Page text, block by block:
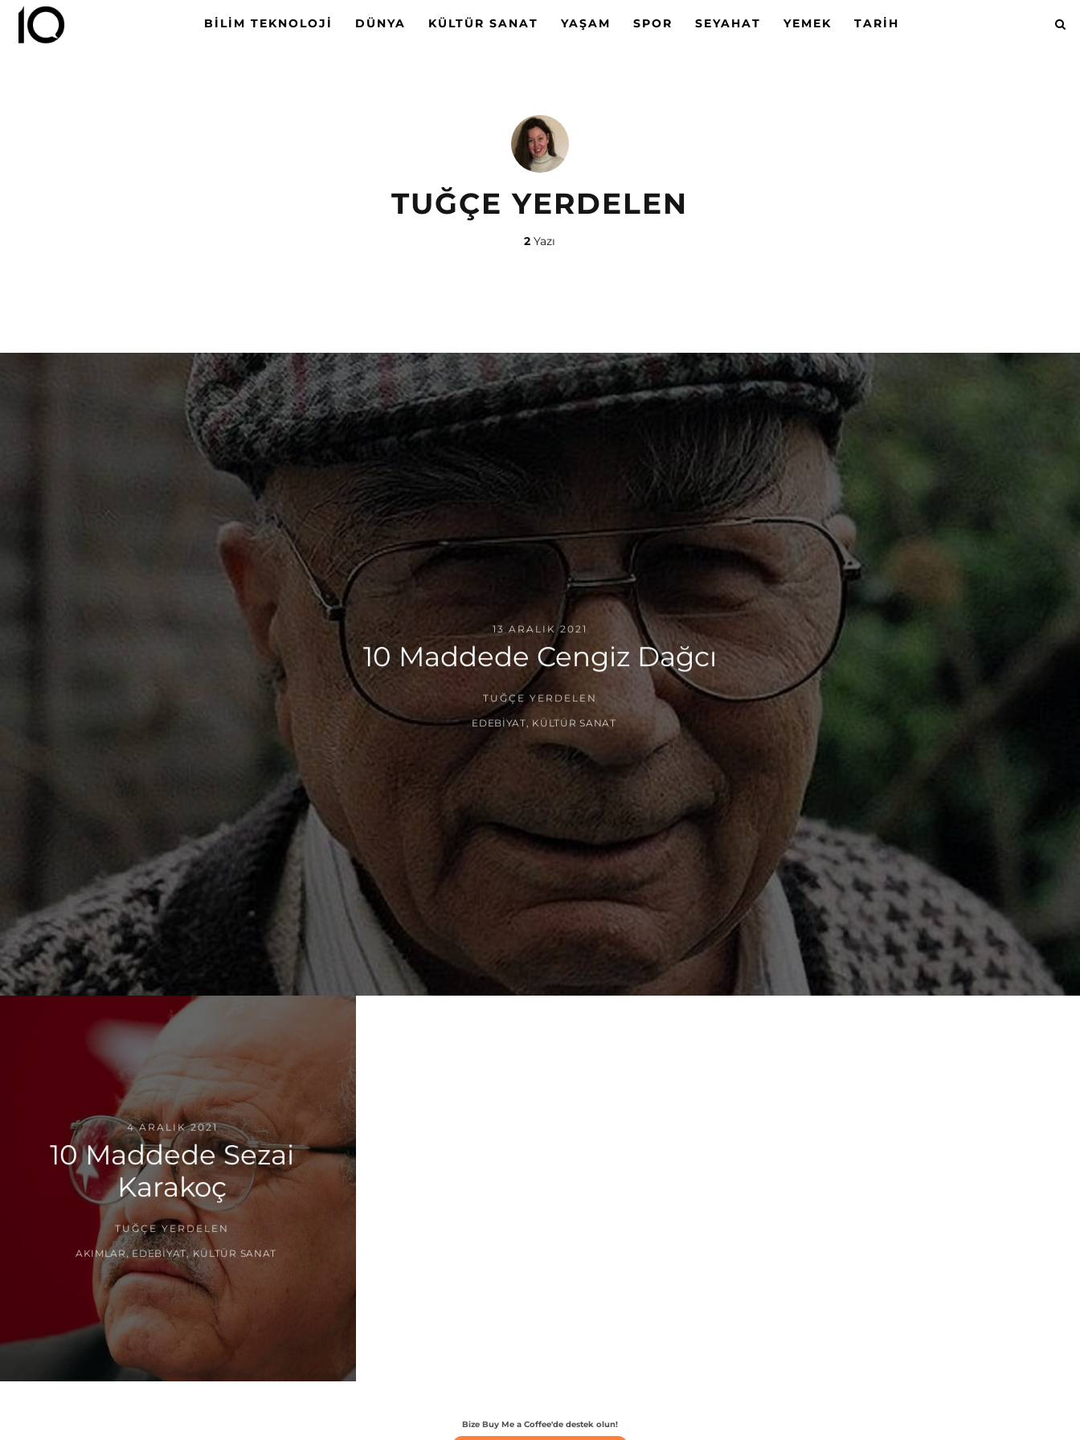
BILIM TEKNOLOJI DÜNYA KÜLTÜR SANAT YAŞAM SPOR SEYAHAT YEMEK TARIH
TUĞÇE YERDELEN
2 Yazı
13 ARALIK 2021
10 Maddede Cengiz Dağcı
TUĞÇE YERDELEN
EDEBIYAT KÜLTÜR SANAT
4 ARALIK 2021
10 Maddede Sezai
Karakoç
TUĞÇE YERDELEN
AKIMLAR,EDEBIYAT, KÜLTÜR SANAT
Bize Buy Me a Coffee'de destek olun!